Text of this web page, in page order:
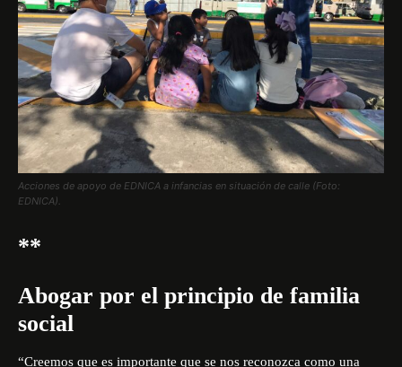
Acciones de apoyo de EDNICA a infancias en situación de calle (Foto:
EDNICA).
**
Abogar por el principio de familia
social
“Creemos que es importante que se nos reconozca como una